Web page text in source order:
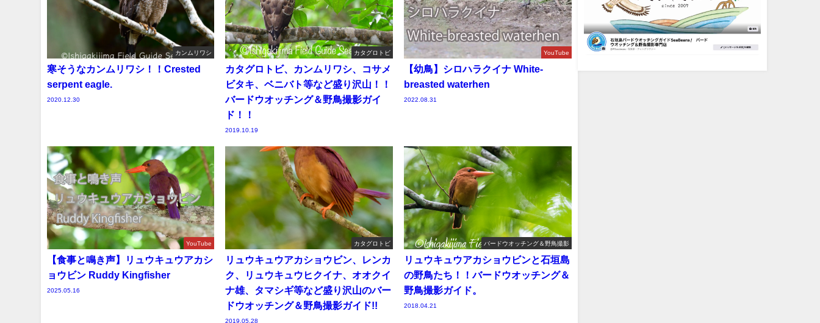
カンムリワシ
寒そうなカンムリワシ！！Crested
serpent eagle.
2020.12.30
カタグロトビ
カタグロトビ、カンムリワシ、コサメ
ビタキ、ベニバト等など盛り沢山！！
バードウオッチング＆野鳥撮影ガイ
ド！！
2019.10.19
YouTube
【幼鳥】シロハラクイナ White-
breasted waterhen
2022.08.31
YouTube
【食事と鳴き声】リュウキュウアカシ
ョウビン Ruddy Kingfisher
2025.05.16
カタグロトビ
リュウキュウアカショウビン、レンカ
ク、リュウキュウヒクイナ、オオクイ
ナ雄、タマシギ等など盛り沢山のバー
ドウオッチング＆野鳥撮影ガイド!!
2019.05.28
バードウオッチング＆野鳥撮影
リュウキュウアカショウビンと石垣島
の野鳥たち！！バードウオッチング＆
野鳥撮影ガイド。
2018.04.21